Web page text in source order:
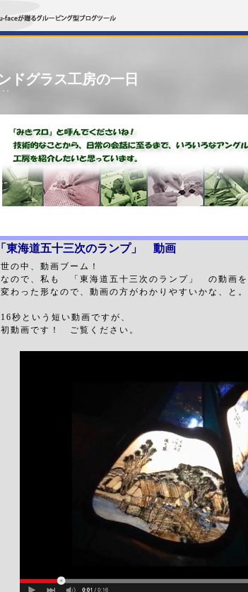
ドグラス工房の一日
･
「東海道五十三次のランプ」 動画
世の中、動画ブーム！
なので、私も 「東海道五十三次のランプ」 の動画を
変わった形なので、動画の方がわかりやすいかな、と。
16秒という短い動画ですが、
初動画です！ ご覧ください。